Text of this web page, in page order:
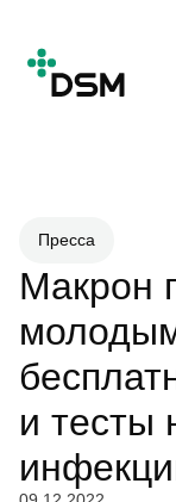
Пресса
Макрон
и тесты